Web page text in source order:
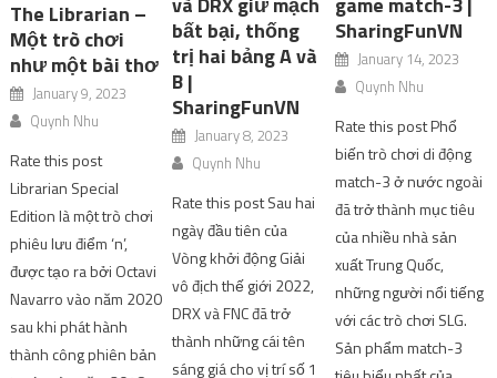
The Librarian –
Một trò chơi
như một bài thơ
January 9, 2023
Quynh Nhu
Rate this post
Librarian Special
Edition là một trò chơi
phiêu lưu điểm ‘n’,
được tạo ra bởi Octavi
Navarro vào năm 2020
sau khi phát hành
thành công phiên bản
bất bại, thống
trị hai bảng A và
B |
SharingFunVN
January 8, 2023
Quynh Nhu
Rate this post Sau hai
ngày đầu tiên của
Vòng khởi động Giải
vô địch thế giới 2022,
DRX và FNC đã trở
thành những cái tên
sáng giá cho vị trí số 1
SharingFunVN
January 14, 2023
Quynh Nhu
Rate this post Phổ
biến trò chơi di động
match-3 ở nước ngoài
đã trở thành mục tiêu
của nhiều nhà sản
xuất Trung Quốc,
những người nổi tiếng
với các trò chơi SLG.
Sản phẩm match-3